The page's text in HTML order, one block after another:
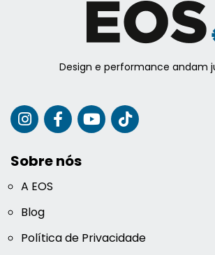
Design e performance andam
Sobre nós
A EOS
Blog
Política de Privacidade